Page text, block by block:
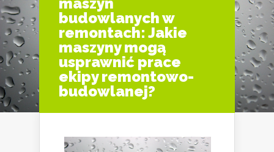
budowlanych w
remontach: Jakie
maszyny mogą
usprawnić prace
ekipy remontowo-
budowlanej?